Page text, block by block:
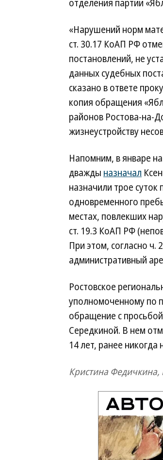
отделения партии
«Нарушений норм
ст. 30.17 КоАП РФ
постановлений, не
данных судебных
сказано в ответе
копия обращения
районов Ростова-на-
жизнеустройству
Напомним, в январе
дважды назначал
назначили трое
одновременного
местах, повлекших
ст. 19.3 КоАП РФ
При этом, согласно ч.
административный
Ростовское
уполномоченному по
обращение с
Середкиной. В нем
14 лет, ранее никогда
Кристина Федичкина,